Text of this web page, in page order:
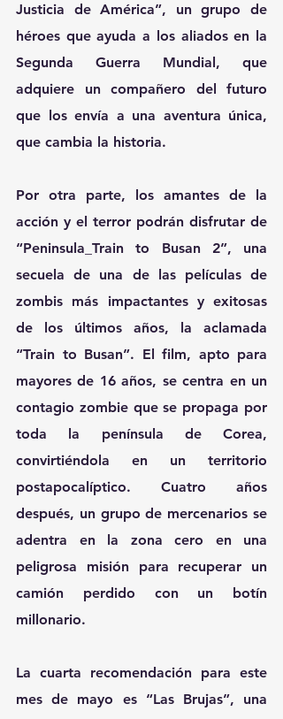
Justicia de América”, un grupo de
héroes que ayuda a los aliados en la
Segunda Guerra Mundial, que
adquiere un compañero del futuro
que los envía a una aventura única,
que cambia la historia.
Por otra parte, los amantes de la
acción y el terror podrán disfrutar de
“Peninsula_Train to Busan 2”, una
secuela de una de las películas de
zombis más impactantes y exitosas
de los últimos años, la aclamada
“Train to Busan”. El film, apto para
mayores de 16 años, se centra en un
contagio zombie que se propaga por
toda la península de Corea,
convirtiéndola en un territorio
postapocalíptico. Cuatro años
después, un grupo de mercenarios se
adentra en la zona cero en una
peligrosa misión para recuperar un
camión perdido con un botín
millonario.
La cuarta recomendación para este
mes de mayo es “Las Brujas”, una